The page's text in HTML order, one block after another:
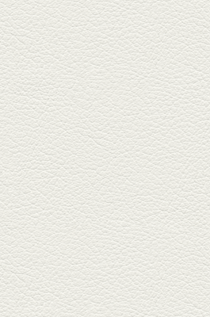
2025年3月21日
薩摩赤鶏のこ
＆カツオの藁
三年坂通りのビル
ろころ」はオシャ
炭火...
2025年2月28日
踊る車海老＆
ニとキャビア
ホテル日航熊本の
げの新たな店「串
しろ...
2025年2月7日放
マグロのレア
とカブのゆず煮
酒場通りの「料理
飲みの刻。「しろ
主ご...